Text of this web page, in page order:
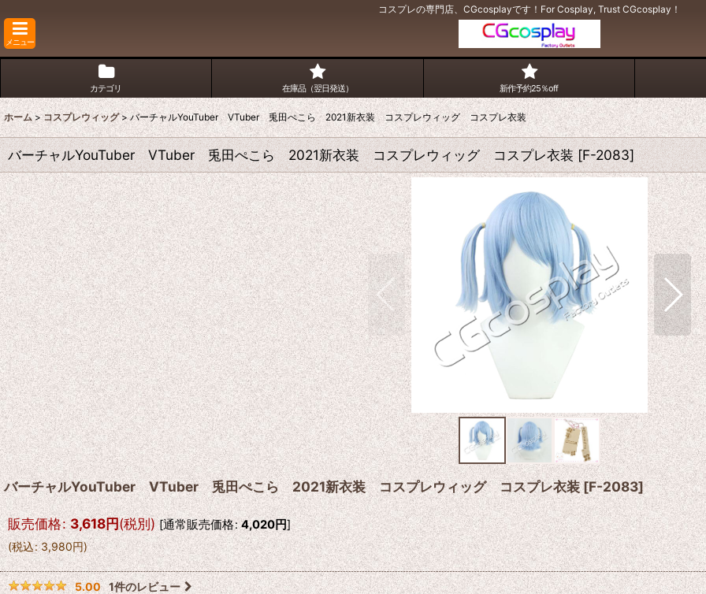
コスプレの専門店、CGcosplayです！For Cosplay, Trust CGcosplay！
メニュー
カテゴリ 在庫品（翌日発送） 新作予約25％off
ホーム > コスプレウィッグ > バーチャルYouTuber VTuber 兎田ぺこら 2021新衣装 コスプレウィッグ コスプレ衣装
バーチャルYouTuber VTuber 兎田ぺこら 2021新衣装 コスプレウィッグ コスプレ衣装 [F-2083]
バーチャルYouTuber VTuber 兎田ぺこら 2021新衣装 コスプレウィッグ コスプレ衣装[F-2083]
販売価格: 3,618円(税別) [通常販売価格: 4,020円]
(税込: 3,980円)
5.00 1件のレビュー